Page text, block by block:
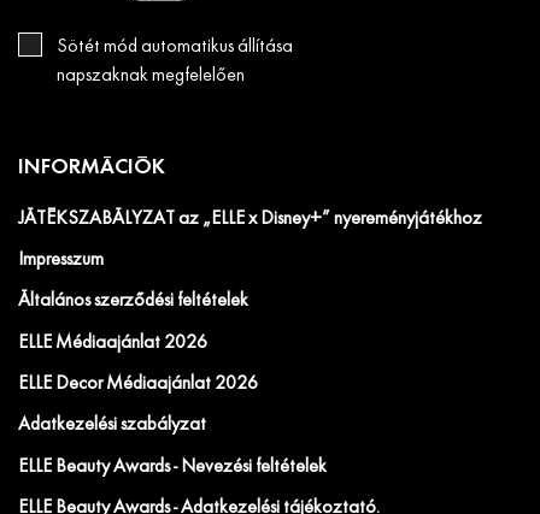
Sötét mód automatikus állítása
napszaknak megfelelően
INFORMÁCIÓK
JÁTÉKSZABÁLYZAT az „ELLE x Disney+” nyereményjátékhoz
Impresszum
Általános szerződési feltételek
ELLE Médiaajánlat 2026
ELLE Decor Médiaajánlat 2026
Adatkezelési szabályzat
ELLE Beauty Awards - Nevezési feltételek
ELLE Beauty Awards - Adatkezelési tájékoztató.